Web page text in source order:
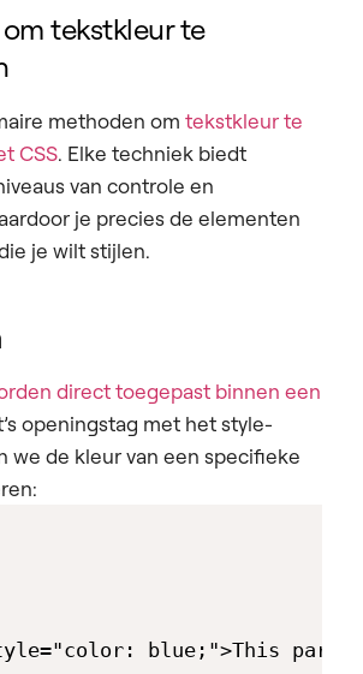
tekstkleur te
methoden om tekstkleur te
CSS. Elke techniek biedt
van controle en
je precies de elementen
je wilt stijlen.
direct toegepast binnen een
openingstag met het style-
we de kleur van een specifieke